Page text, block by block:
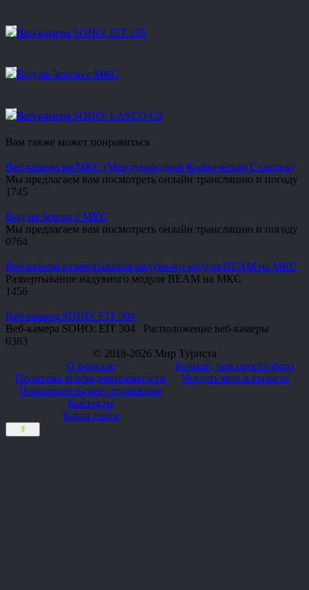
Веб-камера SOHO: EIT 195
Вид на Землю с МКС
Веб-камера SOHO: LASCO C2
Вам также может понравиться
Веб-камера на МКС (Международная Космическая Станция)
Мы предлагаем вам посмотреть онлайн трансляцию и погоду
1 745
Вид на Землю с МКС
Мы предлагаем вам посмотреть онлайн трансляцию и погоду
0764
Веб-камера развертывания надувного модуля BEAM на МКС
Развертывание надувного модуля BEAM на МКС
1456
Веб-камера SOHO: EIT 304
Веб-камера SOHO: EIT 304 Расположение веб-камеры
0383
© 2018-2026 Мир Туриста
О портале
Политика конфиденциальности
Пользовательское соглашение
Контакты
Карта сайта
Больше, чем просто фото
Увидеть мир и выжить